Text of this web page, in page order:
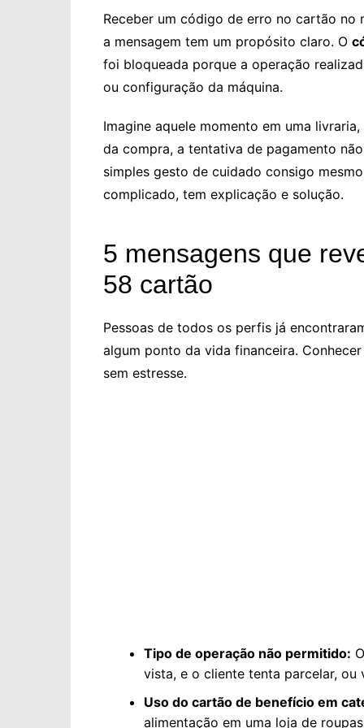
Receber um código de erro no cartão
a mensagem tem um propósito claro. O
foi bloqueada porque a operação
ou configuração da máquina.
Imagine aquele momento em uma
da compra, a tentativa de pagamento
simples gesto de cuidado consigo
complicado, tem explicação e solução.
5 mensagens que
58 cartão
Pessoas de todos os perfis já
algum ponto da vida financeira.
sem estresse.
Tipo de operação não permitido:
vista, e o cliente tenta parcelar, ou
Uso do cartão de benefício em
alimentação em uma loja de